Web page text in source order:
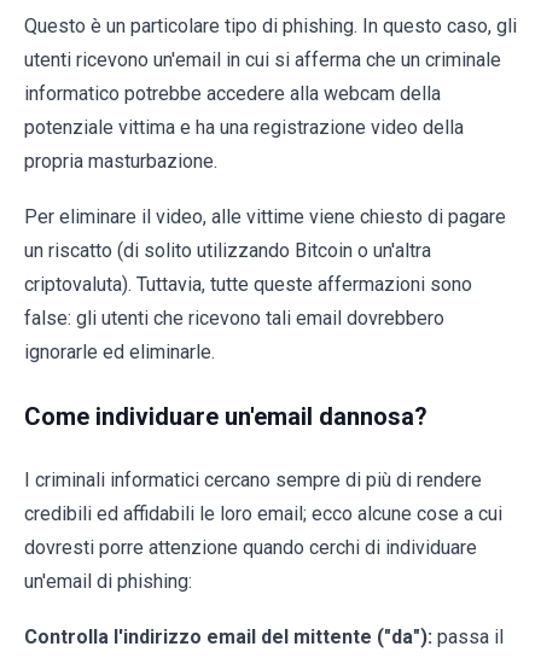
Questo è un particolare tipo di phishing. In questo caso, gli
utenti ricevono un'email in cui si afferma che un criminale
informatico potrebbe accedere alla webcam della
potenziale vittima e ha una registrazione video della
propria masturbazione.
Per eliminare il video, alle vittime viene chiesto di pagare
un riscatto (di solito utilizzando Bitcoin o un'altra
criptovaluta). Tuttavia, tutte queste affermazioni sono
false: gli utenti che ricevono tali email dovrebbero
ignorarle ed eliminarle.
Come individuare un'email dannosa?
I criminali informatici cercano sempre di più di rendere
credibili ed affidabili le loro email; ecco alcune cose a cui
dovresti porre attenzione quando cerchi di individuare
un'email di phishing:
Controlla l'indirizzo email del mittente ("da"): passa il